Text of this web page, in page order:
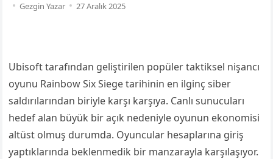
Gezgin Yazar 27 Aralık 2025
Ubisoft tarafından geliştirilen popüler taktiksel nişancı
oyunu Rainbow Six Siege tarihinin en ilginç siber
saldırılarından biriyle karşı karşıya. Canlı sunucuları
hedef alan büyük bir açık nedeniyle oyunun ekonomisi
altüst olmuş durumda. Oyuncular hesaplarına giriş
yaptıklarında beklenmedik bir manzarayla karşılaşıyor.